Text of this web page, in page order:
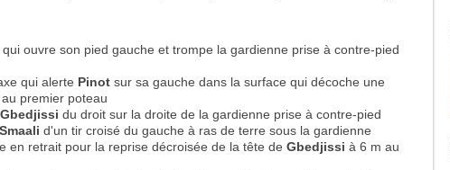
qui ouvre son pied gauche et trompe la gardienne prise à contre-pied
qui alerte Pinot sur sa gauche dans la surface qui décoche une
premier poteau
Gbedjissi du droit sur la droite de la gardienne prise à contre-pied
Smaali d'un tir croisé du gauche à ras de terre sous la gardienne
en retrait pour la reprise décroisée de la tête de Gbedjissi à 6 m au